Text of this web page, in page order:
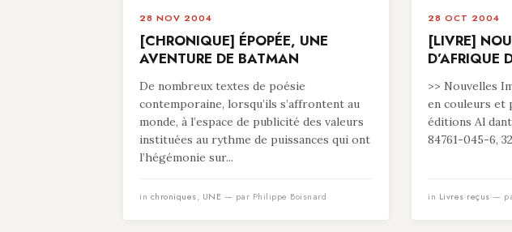
28 NOV 2004
[CHRONIQUE] ÉPOPÉE, UNE
AVENTURE DE BATMAN
De nombreux textes de poésie
contemporaine, lorsqu’ils s’affrontent au
monde, à l’espace de publicité des valeurs
instituées au rythme de puissances qui ont
l’hégémonie sur...
in chroniques, UNE — par Philippe Boisnard
28 OCT 2004
[LIVRE]
D’AFRIQUE
>> Nouvelles
en couleurs et
éditions Al
84761-045-6,
in Livres reçus —